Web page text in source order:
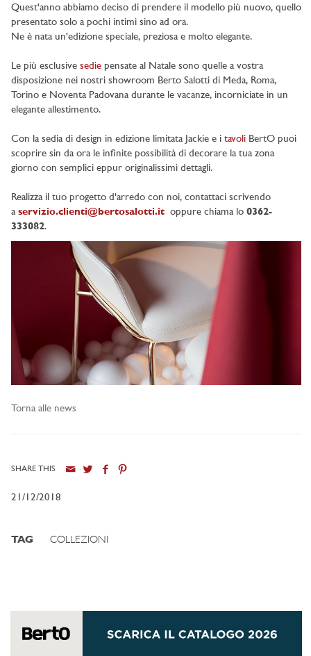
Quest'anno abbiamo deciso di prendere il modello più nuovo, quello
presentato solo a pochi intimi sino ad ora.
Ne è nata un'edizione speciale, preziosa e molto elegante.
Le più esclusive sedie pensate al Natale sono quelle a vostra
disposizione nei nostri showroom Berto Salotti di Meda, Roma,
Torino e Noventa Padovana durante le vacanze, incorniciate in un
elegante allestimento.
Con la sedia di design in edizione limitata Jackie e i tavoli BertO puoi
scoprire sin da ora le infinite possibilità di decorare la tua zona
giorno con semplici eppur originalissimi dettagli.
Realizza il tuo progetto d'arredo con noi, contattaci scrivendo
a servizio.clienti@bertosalotti.it oppure chiama lo 0362-
333082.
Torna alle news
SHARE THIS
21/12/2018
TAG COLLEZIONI